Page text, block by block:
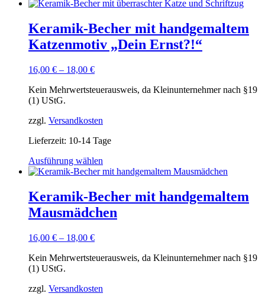
Keramik-Becher mit handgemaltem
Katzenmotiv „Dein Ernst?!“
16,00 € – 18,00 €
Kein Mehrwertsteuerausweis, da Kleinunternehmer nach §19
(1) UStG.
zzgl. Versandkosten
Lieferzeit: 10-14 Tage
Ausführung wählen
Produkt
mehrere
Varianten
auf.
auf
Keramik-Becher mit handgemaltem
Mausmädchen
16,00 € – 18,00 €
Kein Mehrwertsteuerausweis, da Kleinunternehmer nach §19
(1) UStG.
zzgl. Versandkosten